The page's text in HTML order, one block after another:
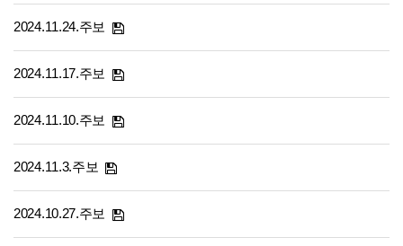
2024.11.24.주보
2024.11.17.주보
2024.11.10.주보
2024.11.3.주보
2024.10.27.주보